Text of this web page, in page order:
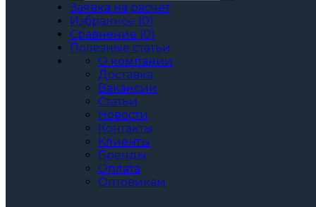
Заявка на расчет
Избранное (0)
Сравнение (0)
Полезные статьи
О компании
Доставка
Вакансии
Статьи
Новости
Контакты
Клиенты
Бренды
Оплата
Оптовикам